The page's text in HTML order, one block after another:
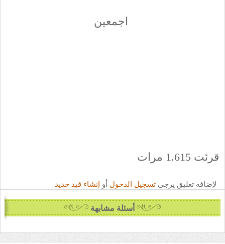
اجمعين
قرئت 1.615 مرات
لإضافة تعليق يرجى تسجيل الدخول أو إنشاء قيد جديد
أسئلة مشابهة